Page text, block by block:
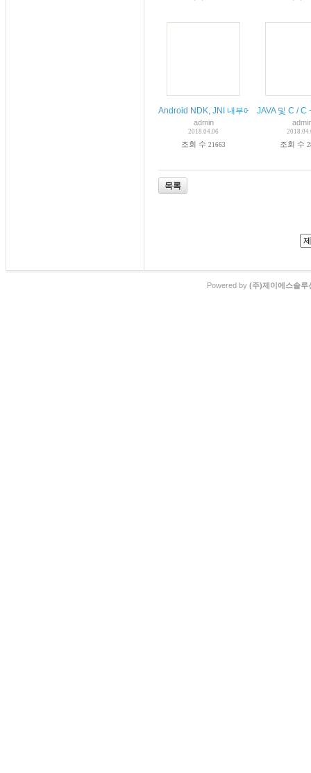
Android NDK, JNI 내부에서 HTTP 통신
admin
2018.04.06
조회 수 21663
JAVA 및 C / C
조회 수
목록
Powered by (주)제이에스솔루